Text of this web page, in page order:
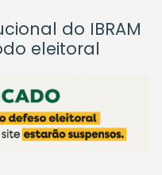
do IBRAM
eleitoral